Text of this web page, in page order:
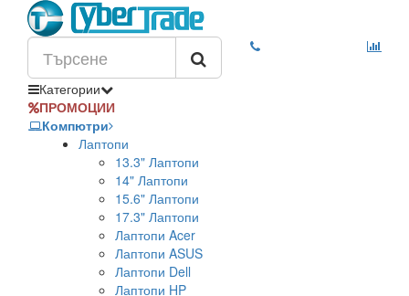
Категории
ПРОМОЦИИ
Компютри
Лаптопи
13.3" Лаптопи
14" Лаптопи
15.6" Лаптопи
17.3" Лаптопи
Лаптопи Acer
Лаптопи ASUS
Лаптопи Dell
Лаптопи HP